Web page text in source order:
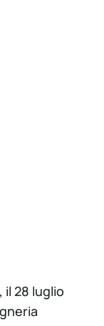
il 28 luglio